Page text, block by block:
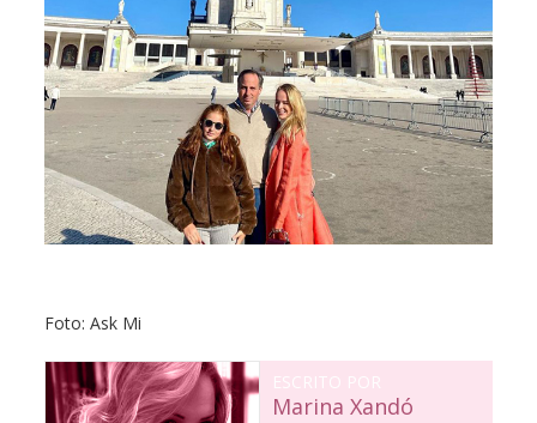
Foto: Ask Mi
ESCRITO POR
Marina Xandó